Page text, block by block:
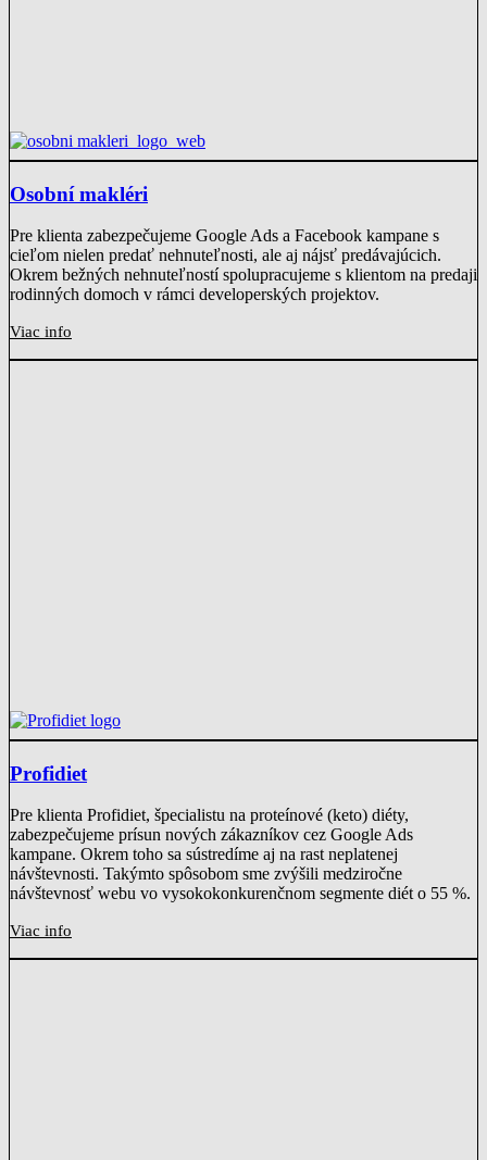
Osobní makléri
Pre klienta zabezpečujeme Google Ads a Facebook kampane s
cieľom nielen predať nehnuteľnosti, ale aj nájsť predávajúcich.
Okrem bežných nehnuteľností spolupracujeme s klientom na predaji
rodinných domoch v rámci developerských projektov.
Viac info
Profidiet
Pre klienta Profidiet, špecialistu na proteínové (keto) diéty,
zabezpečujeme prísun nových zákazníkov cez Google Ads
kampane. Okrem toho sa sústredíme aj na rast neplatenej
návštevnosti. Takýmto spôsobom sme zvýšili medziročne
návštevnosť webu vo vysokokonkurenčnom segmente diét o 55 %.
Viac info